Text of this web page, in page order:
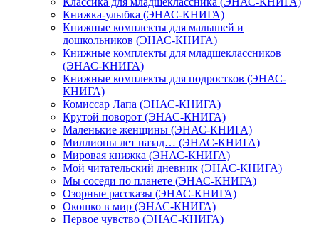
Книжка-улыбка (ЭНАС-КНИГА)
Книжные комплекты для малышей и
дошкольников (ЭНАС-КНИГА)
Книжные комплекты для младшеклассников
(ЭНАС-КНИГА)
Книжные комплекты для подростков (ЭНАС-
КНИГА)
Комиссар Лапа (ЭНАС-КНИГА)
Крутой поворот (ЭНАС-КНИГА)
Маленькие женщины (ЭНАС-КНИГА)
Миллионы лет назад… (ЭНАС-КНИГА)
Мировая книжка (ЭНАС-КНИГА)
Мой читательский дневник (ЭНАС-КНИГА)
Мы соседи по планете (ЭНАС-КНИГА)
Озорные рассказы (ЭНАС-КНИГА)
Окошко в мир (ЭНАС-КНИГА)
Первое чувство (ЭНАС-КНИГА)